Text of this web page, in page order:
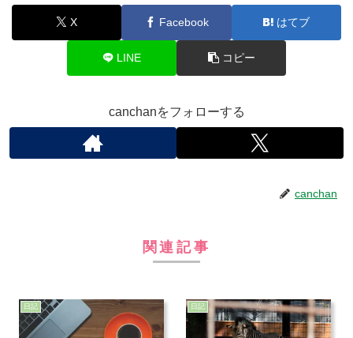
X Facebook はてブ
LINE コピー
canchanをフォローする
canchan
関連記事
日記 日記